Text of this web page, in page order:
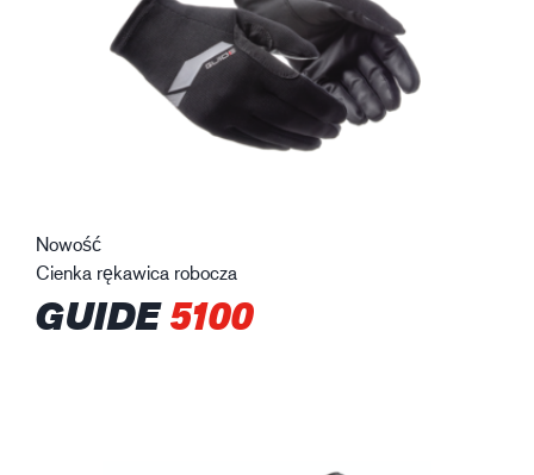
Nowość
Cienka rękawica robocza
GUIDE5100